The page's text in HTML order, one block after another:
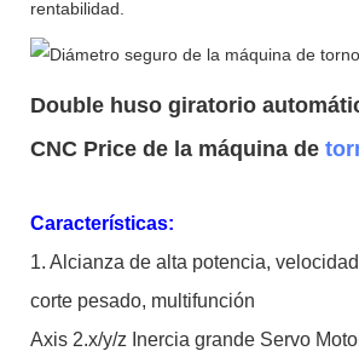
rentabilidad.
Double huso giratorio
CNC Price de la máquina de
Características:
1. Alcianza de alta potencia,
corte pesado, multifunción
Axis 2.x/y/z Inercia grande Servo